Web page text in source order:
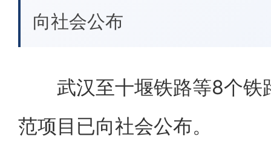
向社会公布
武汉至十堰铁路等8个铁
范项目已向社会公布。